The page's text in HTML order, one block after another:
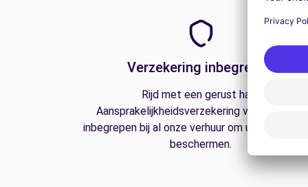
Verzekering inbegrepen
Rijd met een gerust hart.
Aansprakelijkheidsverzekering van derden is
inbegrepen bij al onze verhuur om u op de
beschermen.